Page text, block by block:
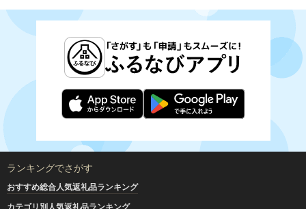
ランキングでさがす
おすすめ総合人気返礼品ランキング
カテゴリ別人気返礼品ランキング